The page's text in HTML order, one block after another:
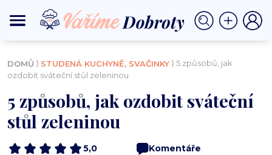
DOMŮ ⟩ STUDENÁ KUCHYNĚ, SVAČINKY ⟩ 5 způsobů, jak
ozdobit sváteční stůl zeleninou
5 způsobů, jak ozdobit sváteční
stůl zeleninou
5,0
Komentáře